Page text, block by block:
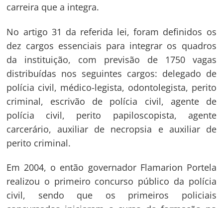
carreira que a integra.
No artigo 31 da referida lei, foram definidos os
dez cargos essenciais para integrar os quadros
da instituição, com previsão de 1750 vagas
distribuídas nos seguintes cargos: delegado de
polícia civil, médico-legista, odontolegista, perito
criminal, escrivão de polícia civil, agente de
polícia civil, perito papiloscopista, agente
carcerário, auxiliar de necropsia e auxiliar de
perito criminal.
Em 2004, o então governador Flamarion Portela
realizou o primeiro concurso público da polícia
civil, sendo que os primeiros policiais